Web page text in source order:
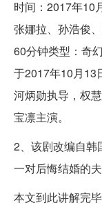
时间：2017年10
张娜拉、孙浩俊
60分钟类型：奇
于2017年10月13
河炳勋执导，权
宝凛主演。
2、该剧改编自韩
一对后悔结婚的
本文到此讲解完